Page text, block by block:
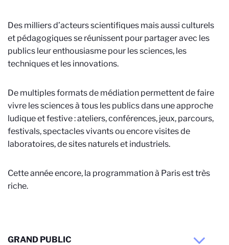
Des milliers d’acteurs scientifiques mais aussi culturels
et pédagogiques se réunissent pour partager avec les
publics leur enthousiasme pour les sciences, les
techniques et les innovations.
De multiples formats de médiation permettent de faire
vivre les sciences à tous les publics dans une approche
ludique et festive : ateliers, conférences, jeux, parcours,
festivals, spectacles vivants ou encore visites de
laboratoires, de sites naturels et industriels.
Cette année encore, la programmation à Paris est très
riche.
GRAND PUBLIC